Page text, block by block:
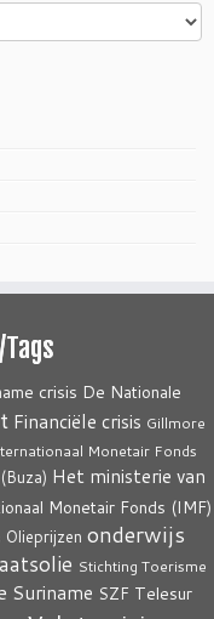
crisis De Nationale
Financiële crisis Gillmore
Monetair Fonds
Het ministerie van
Monetair Fonds (IMF)
Olieprijzen onderwijs
Stichting Toerisme
Suriname SZF Telesur